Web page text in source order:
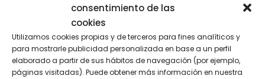
consentimiento de las
cookies
Utilizamos cookies propias y de terceros para fines analíticos y
para mostrarle publicidad personalizada en base a un perfil
elaborado a partir de sus hábitos de navegación (por ejemplo,
páginas visitadas). Puede obtener más información en nuestra
Patrimonio(5)
Plusvalía(2)